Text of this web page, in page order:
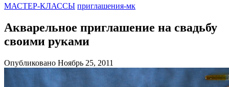
МАСТЕР-КЛАССЫ приглашения-мк
Акварельное приглашение на свадьбу
своими руками
Опубликовано Ноябрь 25, 2011